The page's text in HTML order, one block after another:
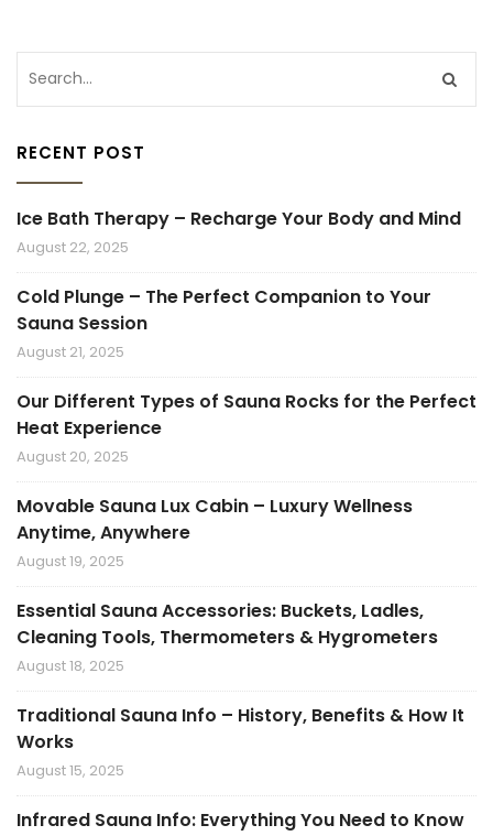
RECENT POST
Ice Bath Therapy – Recharge Your Body and Mind
August 22, 2025
Cold Plunge – The Perfect Companion to Your
Sauna Session
August 21, 2025
Our Different Types of Sauna Rocks for the Perfect
Heat Experience
August 20, 2025
Movable Sauna Lux Cabin – Luxury Wellness
Anytime, Anywhere
August 19, 2025
Essential Sauna Accessories: Buckets, Ladles,
Cleaning Tools, Thermometers & Hygrometers
August 18, 2025
Traditional Sauna Info – History, Benefits & How It
Works
August 15, 2025
Infrared Sauna Info: Everything You Need to Know